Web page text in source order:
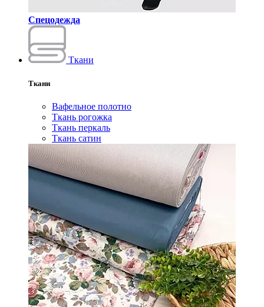
Спецодежда
Ткани
Ткани
Вафельное полотно
Ткань рогожка
Ткань перкаль
Ткань сатин